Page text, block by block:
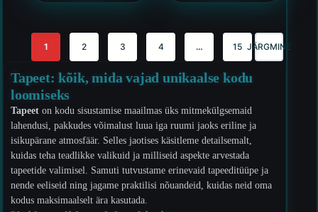
1 2 3 4 … 15 JÄRGMINE
Tapeet: kõik, mida vajad unikaalse kodu
loomiseks
Tapeet on kodu sisustamise maailmas üks mitmekülgsemaid
lahendusi, pakkudes võimalust luua iga ruumi jaoks eriline ja
isikupärane atmosfäär. Selles jaotises käsitleme detailsemalt,
kuidas teha teadlikke valikuid ja milliseid aspekte arvestada
tapeetide valimisel. Samuti tutvustame erinevaid tapeeditüüpe ja
nende eeliseid ning jagame praktilisi nõuandeid, kuidas neid oma
kodus maksimaalselt ära kasutada.